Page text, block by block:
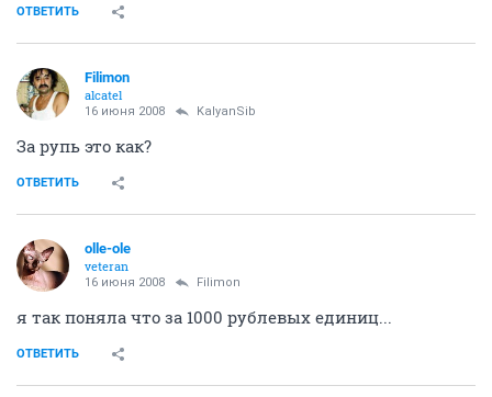
ОТВЕТИТЬ
Filimon
alcatel
16 июня 2008 KalyanSib
За рупь это как?
ОТВЕТИТЬ
olle-ole
veteran
16 июня 2008 Filimon
я так поняла что за 1000 рублевых единиц...
ОТВЕТИТЬ